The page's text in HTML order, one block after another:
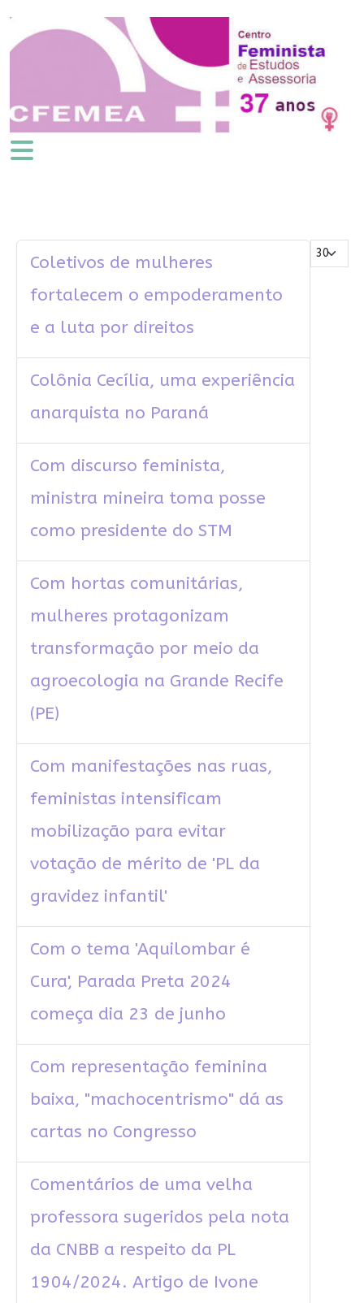
Mostrar #
Coletivos de mulheres
fortalecem o empoderamento
e a luta por direitos
Colônia Cecília, uma experiência
anarquista no Paraná
Com discurso feminista,
ministra mineira toma posse
como presidente do STM
Com hortas comunitárias,
mulheres protagonizam
transformação por meio da
agroecologia na Grande Recife
(PE)
Com manifestações nas ruas,
feministas intensificam
mobilização para evitar
votação de mérito de 'PL da
gravidez infantil'
Com o tema 'Aquilombar é
Cura', Parada Preta 2024
começa dia 23 de junho
Com representação feminina
baixa, "machocentrismo" dá as
cartas no Congresso
Comentários de uma velha
professora sugeridos pela nota
da CNBB a respeito da PL
1904/2024. Artigo de Ivone